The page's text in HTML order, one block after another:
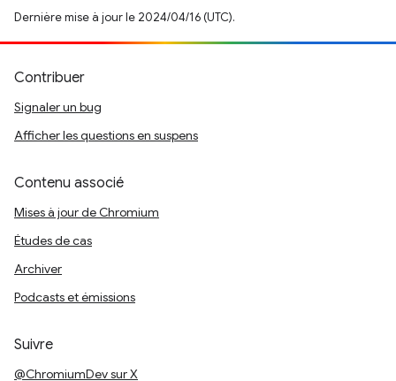
Dernière mise à jour le 2024/04/16 (UTC).
Contribuer
Signaler un bug
Afficher les questions en suspens
Contenu associé
Mises à jour de Chromium
Études de cas
Archiver
Podcasts et émissions
Suivre
@ChromiumDev sur X